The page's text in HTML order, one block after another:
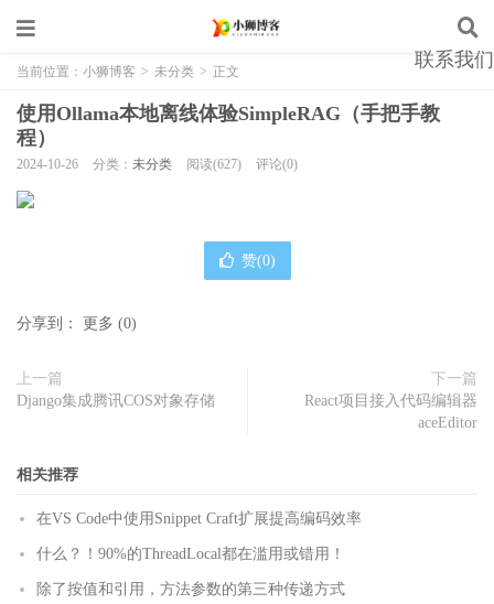
联系我们
当前位置： 小狮博客 > 未分类 > 正文
使用Ollama本地离线体验SimpleRAG（手把手教
程）
2024-10-26 分类： 未分类 阅读(627) 评论(0)
赞(0)
分享到： 更多 (0)
上一篇
Django集成腾讯COS对象存储
下一篇
React项目接入代码编辑器
aceEditor
相关推荐
在VS Code中使用Snippet Craft扩展提高编码效率
什么？！90%的ThreadLocal都在滥用或错用！
除了按值和引用，方法参数的第三种传递方式